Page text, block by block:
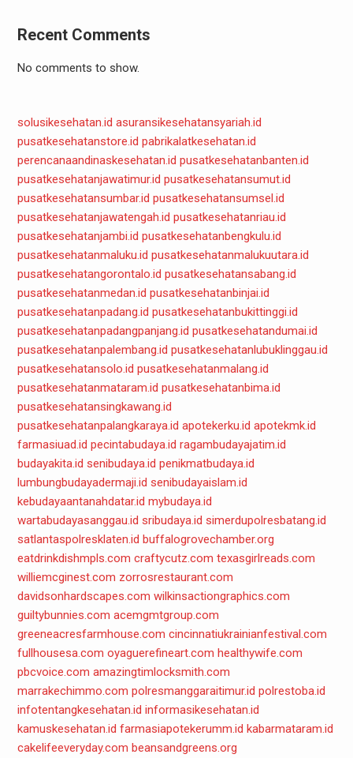
Recent Comments
No comments to show.
solusikesehatan.id asuransikesehatansyariah.id
pusatkesehatanstore.id pabrikalatkesehatan.id
perencanaandinaskesehatan.id pusatkesehatanbanten.id
pusatkesehatanjawatimur.id pusatkesehatansumut.id
pusatkesehatansumbar.id pusatkesehatansumsel.id
pusatkesehatanjawatengah.id pusatkesehatanriau.id
pusatkesehatanjambi.id pusatkesehatanbengkulu.id
pusatkesehatanmaluku.id pusatkesehatanmalukuutara.id
pusatkesehatangorontalo.id pusatkesehatansabang.id
pusatkesehatanmedan.id pusatkesehatanbinjai.id
pusatkesehatanpadang.id pusatkesehatanbukittinggi.id
pusatkesehatanpadangpanjang.id pusatkesehatandumai.id
pusatkesehatanpalembang.id pusatkesehatanlubuklinggau.id
pusatkesehatansolo.id pusatkesehatanmalang.id
pusatkesehatanmataram.id pusatkesehatanbima.id
pusatkesehatansingkawang.id
pusatkesehatanpalangkaraya.id apotekerku.id apotekmk.id
farmasiuad.id pecintabudaya.id ragambudayajatim.id
budayakita.id senibudaya.id penikmatbudaya.id
lumbungbudayadermaji.id senibudayaislam.id
kebudayaantanahdatar.id mybudaya.id
wartabudayasanggau.id sribudaya.id simerdupolresbatang.id
satlantaspolresklaten.id buffalogrovechamber.org
eatdrinkdishmpls.com craftycutz.com texasgirlreads.com
williemcginest.com zorrosrestaurant.com
davidsonhardscapes.com wilkinsactiongraphics.com
guiltybunnies.com acemgmtgroup.com
greeneacresfarmhouse.com cincinnatiukrainianfestival.com
fullhousesa.com oyaguerefineart.com healthywife.com
pbcvoice.com amazingtimlocksmith.com
marrakechimmo.com polresmanggaraitimur.id polrestoba.id
infotentangkesehatan.id informasikesehatan.id
kamuskesehatan.id farmasiapotekerumm.id kabarmataram.id
cakelifeeveryday.com beansandgreens.org